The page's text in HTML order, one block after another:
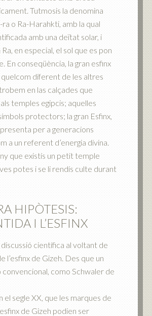
Tutmosis la denomina
o Ra-Harahkti, amb la qual
amb una deïtat solar, i
Ra, en especial, el sol que es pon
En conseqüència, la gran esfinx
quelcom diferent de les altres
en las calçades que
temples egipcis; aquelles
protectors; la gran Esfinx,
per a generacions
a un referent d’energia divina.
que existís un petit temple
potes i se li rendís culte durant
HIPÒTESIS:
I L’ESFINX
discussió científica al voltant de
l’esfinx de Gizeh. Des que un
convencional, como Schwaler de
el segle XX, que les marques de
de Gizeh podien ser